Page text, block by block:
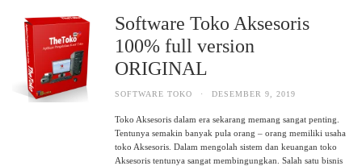
Software Toko Aksesoris
100% full version
ORIGINAL
SOFTWARE TOKO · DESEMBER 9, 2019
Toko Aksesoris dalam era sekarang memang sangat penting.
Tentunya semakin banyak pula orang – orang memiliki usaha
toko Aksesoris. Dalam mengolah sistem dan keuangan toko
Aksesoris tentunya sangat membingungkan. Salah satu bisnis